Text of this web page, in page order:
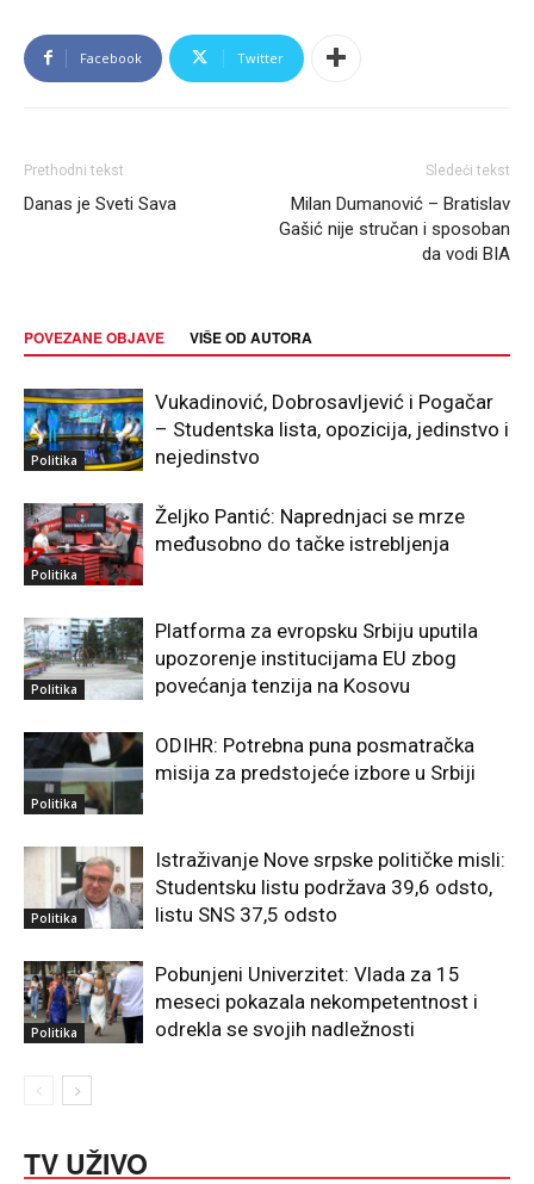
Facebook Twitter
Prethodni tekst
Danas je Sveti Sava
Sledeći tekst
Milan Dumanović – Bratislav
Gašić nije stručan i sposoban
da vodi BIA
POVEZANE OBJAVE VIŠE OD AUTORA
Politika
Vukadinović, Dobrosavljević i Pogačar
– Studentska lista, opozicija, jedinstvo i
nejedinstvo
Politika
Željko Pantić: Naprednjaci se mrze
međusobno do tačke istrebljenja
Politika
Platforma za evropsku Srbiju uputila
upozorenje institucijama EU zbog
povećanja tenzija na Kosovu
Politika
ODIHR: Potrebna puna posmatračka
misija za predstojeće izbore u Srbiji
Politika
Istraživanje Nove srpske političke misli:
Studentsku listu podržava 39,6 odsto,
listu SNS 37,5 odsto
Politika
Pobunjeni Univerzitet: Vlada za 15
meseci pokazala nekompetentnost i
odrekla se svojih nadležnosti
TV UŽIVO